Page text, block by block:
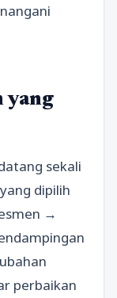
yang
sekali
dipilih
→
perbaikan